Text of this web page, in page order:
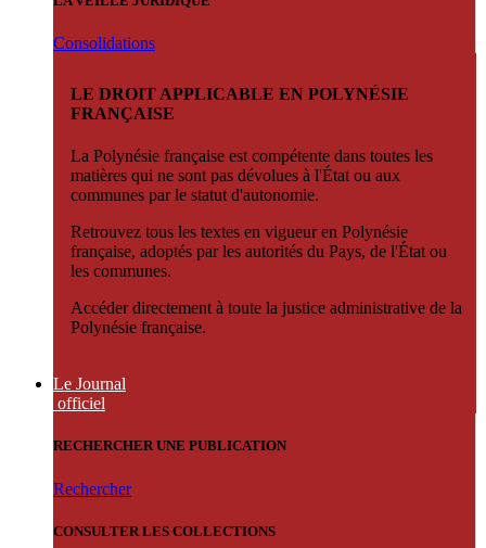
Consolidations
LE DROIT APPLICABLE EN POLYNÉSIE
FRANÇAISE
La Polynésie française est compétente dans toutes les
matières qui ne sont pas dévolues à l'État ou aux
communes par le statut d'autonomie.
Retrouvez tous les textes en vigueur en Polynésie
française, adoptés par les autorités du Pays, de l'État ou
les communes.
Accéder directement à toute la justice administrative de la
Polynésie française.
Le Journal
officiel
RECHERCHER UNE PUBLICATION
Rechercher
CONSULTER LES COLLECTIONS